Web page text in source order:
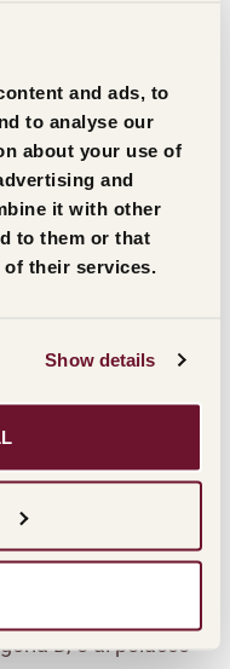
and ads, to
to analyse our
about your use of
and
it with other
to them or that
their services.
Show details
nelle proprie
cultura del
come
a progetti
veneta.
Masi il
Classica, Luca
di
la musicologa e
Le due borse sono
Denny
D, e al polacco